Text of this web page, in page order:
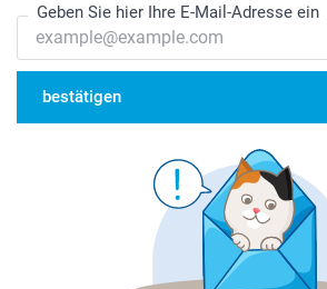
Geben Sie hier Ihre E-Mail-Adresse ein
bestätigen